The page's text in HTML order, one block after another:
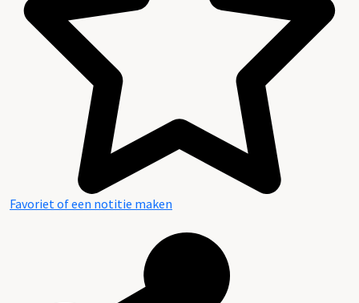
Favoriet of een notitie maken